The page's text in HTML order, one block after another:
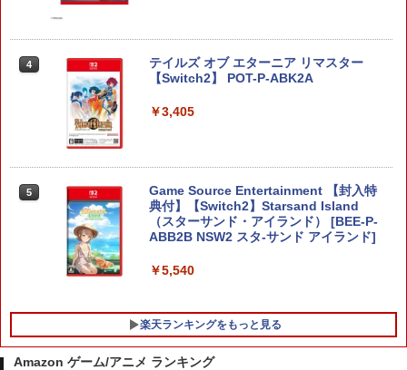
4
テイルズ オブ エターニア リマスター
【Switch2】 POT-P-ABK2A
￥3,405
5
Game Source Entertainment 【封入特
典付】【Switch2】Starsand Island
（スターサンド・アイランド） [BEE-P-
ABB2B NSW2 スタ-サンド アイランド]
￥5,540
楽天ランキングをもっと見る
Amazon ゲーム/アニメ ランキング